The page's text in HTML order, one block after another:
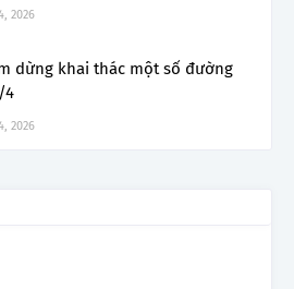
2026
dừng khai thác một số đường
4
2026